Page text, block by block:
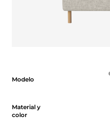
Modelo
Material y
color